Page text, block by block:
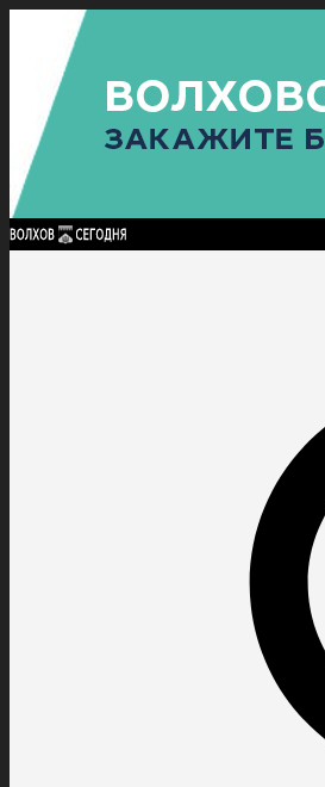
Найти:
ГЛАВНАЯ ПОЛИТИКАПРОИСШЕСТВИЯ
ПОЛИТИКА
КУЛЬТУРА
ПОСЕЛЕНИЯ